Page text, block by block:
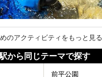
のアクティビティをもっと見る
から同じテーマで探す
前平公園